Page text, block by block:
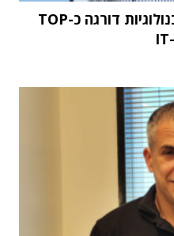
מחקר STKI השנתי: וואן טכנולוגיות דורגה כ-TOP